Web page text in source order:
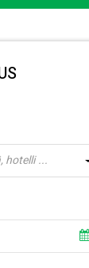
hotelli ...